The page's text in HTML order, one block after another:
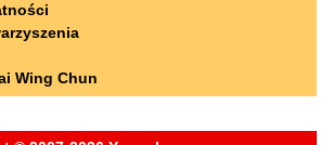
Wing Chun